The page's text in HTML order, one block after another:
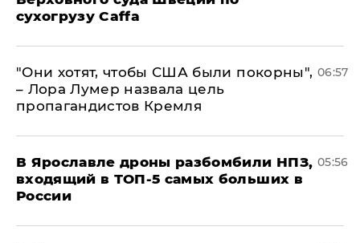
сухогрузу Caffa
"Они хотят, чтобы США были покорны",
– Лора Лумер назвала цель
пропагандистов Кремля
06:57
В Ярославле дроны разбомбили НПЗ,
входящий в ТОП-5 самых больших в
России
05:56